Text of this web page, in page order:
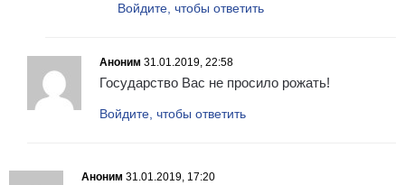
Войдите, чтобы ответить
Аноним 31.01.2019, 22:58
Государство Вас не просило рожать!
Войдите, чтобы ответить
Аноним 31.01.2019, 17:20